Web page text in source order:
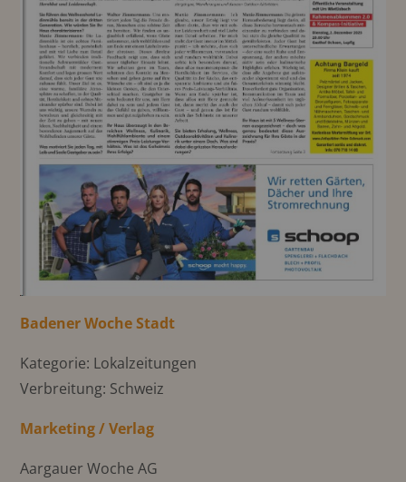
Badener Woche Stadt
Kategorie: Lokalzeitungen
Verbreitung: Schweiz
Marketing / Verlag
Aargauer Woche AG